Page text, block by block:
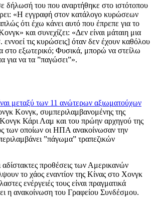
δήλωσή του που αναρτήθηκε στο ιστότοπου
«Η εγγραφή στον κατάλογο κυρώσεων
ότι έχω κάνει αυτό που έπρεπε για το
και συνεχίζει: «Δεν είναι μάταιη μια
τις κυρώσεις] όταν δεν έχουν καθόλου
στο εξωτερικό; Φυσικά, μπορώ να στείλω
για να τα ”παγώσει”».
μεταξύ των 11 ανώτερων αξιωματούχων
Κονγκ, συμπεριλαμβανομένης της
Κάρι Λαμ και του πρώην αρχηγού της
των οποίων οι ΗΠΑ ανακοίνωσαν την
”πάγωμα” τραπεζικών
προθέσεις των Αμερικανών
το χάος εναντίον της Κίνας στο Χονγκ
ενέργειές τους είναι πραγματικά
η ανακοίνωση του Γραφείου Συνδέσμου.